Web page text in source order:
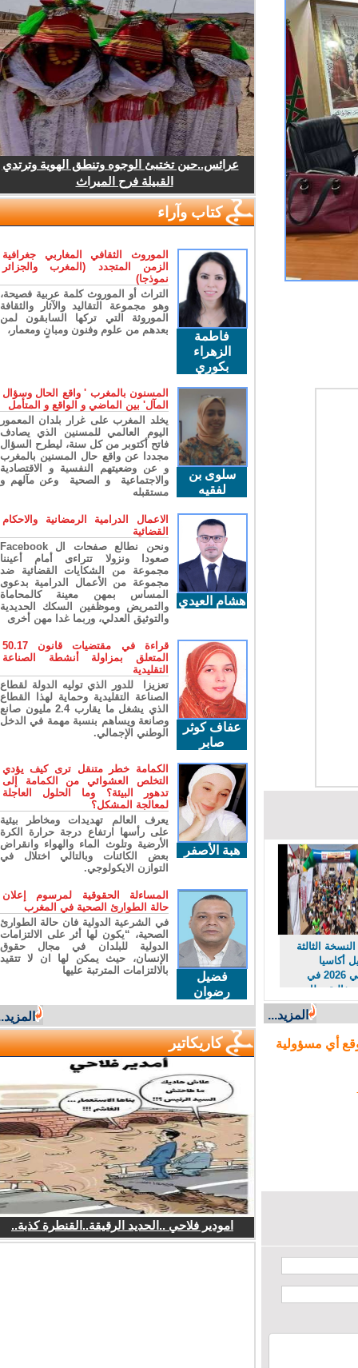
الثالثة
امسيصي 2026 في
بطابع
المزيد...
أي مسؤولية
عرائس..حين تختبئ الوجوه وتنطق الهوية وترتدي
القبيلة فرح الميراث
كتاب وآراء
فاطمة
الزهراء
بكوري
الموروث الثقافي المغاربي جغرافية
الزمن المتجدد (المغرب والجزائر
نموذجا)
التراث أو الموروث كلمة عربية فصيحة،
وهو مجموعة التقاليد والآثار والثقافة
الموروثة التي تركها السابقون لمن
بعدهم من علوم وفنون ومبانٍ ومعمار،
سلوى بن
لفقيه
المسنون بالمغرب ' واقع الحال وسؤال
المآل' بين الماضي و الواقع و المتأمل
يخلد المغرب على غرار بلدان المعمور
اليوم العالمي للمسنين الذي يصادف
فاتح أكتوبر من كل سنة، ليطرح السؤال
مجددا عن واقع حال المسنين بالمغرب
و عن وضعيتهم النفسية و الاقتصادية
والاجتماعية و الصحية وعن مآلهم و
مستقبله
هشام العيدي
الاعمال الدرامية الرمضانية والاحكام
القضائية
ونحن نطالع صفحات ال Facebook
صعودا ونزولا تتراءى أمام أعيننا
مجموعة من الشكايات القضائية ضد
مجموعة من الأعمال الدرامية بدعوى
المساس بمهن معينة كالمحاماة
والتمريض وموظفين السكك الحديدية
والتوثيق العدلي، وربما غدا مهن أخرى
عفاف كوثر
صابر
قراءة في مقتضيات قانون 50.17
المتعلق بمزاولة أنشطة الصناعة
التقليدية
تعزيزا للدور الذي توليه الدولة لقطاع
الصناعة التقليدية وحماية لهذا القطاع
الذي يشغل ما يقارب 2.4 مليون صانع
وصانعة ويساهم بنسبة مهمة في الدخل
الوطني الإجمالي.
هبة الأصفر
الكمامة خطر متنقل ترى كيف يؤدي
التخلص العشوائي من الكمامة إلى
تدهور البيئة؟ وما الحلول العاجلة
لمعالجة المشكل؟
يعرف العالم تهديدات ومخاطر بيئية
على رأسها ارتفاع درجة حرارة الكرة
الأرضية وتلوث الماء والهواء وانقراض
بعض الكائنات وبالتالي اختلال في
التوازن الايكولوجي.
فضيل
رضوان
المساءلة الحقوقية لمرسوم إعلان
حالة الطوارئ الصحية في المغرب
في الشرعية الدولية فان حالة الطوارئ
الصحية، “يكون لها أثر على الالتزامات
الدولية للبلدان في مجال حقوق
الإنسان، حيث يمكن لها ان لا تتقيد
بالالتزامات المترتبة عليها
المزيد...
كاريكاتير
امودير فلاحي ..الحديد الرقيقة..القنطرة كذبة..